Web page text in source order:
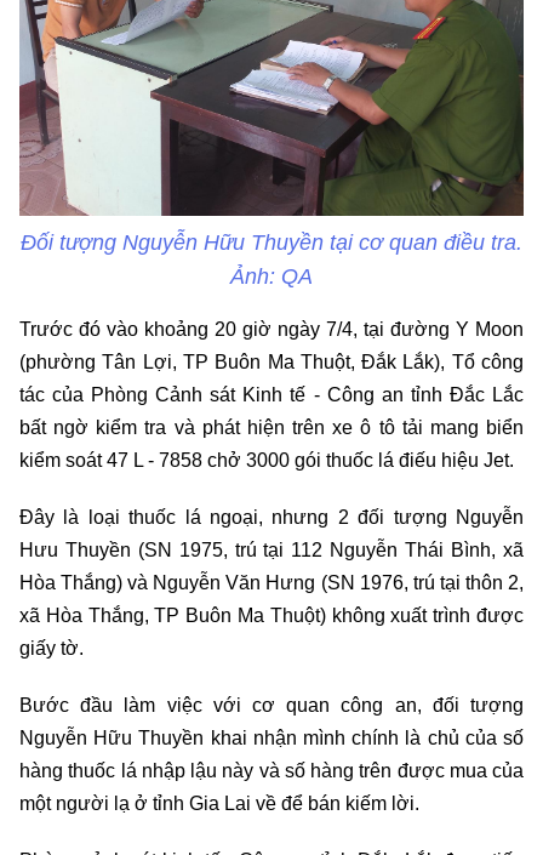
Đối tượng Nguyễn Hữu Thuyền tại cơ quan điều tra.
Ảnh: QA
Trước đó vào khoảng 20 giờ ngày 7/4, tại đường Y Moon
(phường Tân Lợi, TP Buôn Ma Thuột, Đắk Lắk), Tổ công
tác của Phòng Cảnh sát Kinh tế - Công an tỉnh Đắc Lắc
bất ngờ kiểm tra và phát hiện trên xe ô tô tải mang biển
kiểm soát 47 L - 7858 chở 3000 gói thuốc lá điếu hiệu Jet.
Đây là loại thuốc lá ngoại, nhưng 2 đối tượng Nguyễn
Hưu Thuyền (SN 1975, trú tại 112 Nguyễn Thái Bình, xã
Hòa Thắng) và Nguyễn Văn Hưng (SN 1976, trú tại thôn 2,
xã Hòa Thắng, TP Buôn Ma Thuột) không xuất trình được
giấy tờ.
Bước đầu làm việc với cơ quan công an, đối tượng
Nguyễn Hữu Thuyền khai nhận mình chính là chủ của số
hàng thuốc lá nhập lậu này và số hàng trên được mua của
một người lạ ở tỉnh Gia Lai về để bán kiếm lời.